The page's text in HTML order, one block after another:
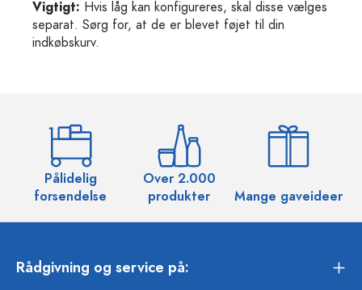
Vigtigt: Hvis låg kan konfigureres, skal disse vælges
separat. Sørg for, at de er blevet føjet til din
indkøbskurv.
Pålidelig
forsendelse
Over 2.000
produkter
Mange gaveideer
Rådgivning og service på: